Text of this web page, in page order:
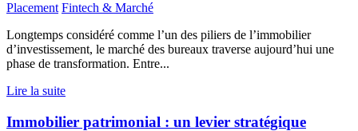
Placement Fintech & Marché
Longtemps considéré comme l’un des piliers de l’immobilier
d’investissement, le marché des bureaux traverse aujourd’hui une
phase de transformation. Entre...
Lire la suite
Immobilier patrimonial : un levier stratégique